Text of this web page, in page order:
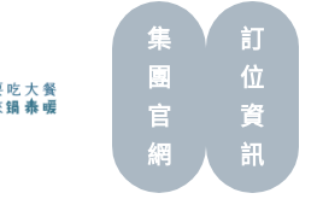
集
團
官
網
訂
位
資
訊